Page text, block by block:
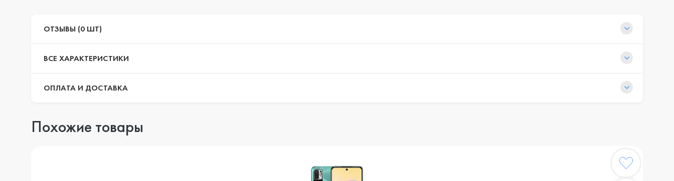
ОТЗЫВЫ (0 ШТ)
ВСЕ ХАРАКТЕРИСТИКИ
ОПЛАТА И ДОСТАВКА
Похожие товары